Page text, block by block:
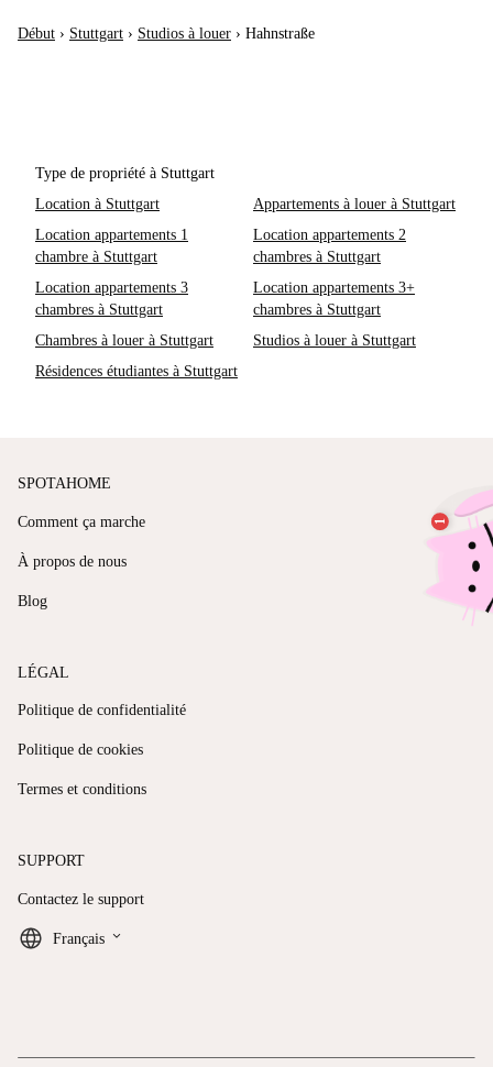
Début › Stuttgart › Studios à louer › Hahnstraße
Type de propriété à Stuttgart
Location à Stuttgart
Appartements à louer à Stuttgart
Location appartements 1
chambre à Stuttgart
Location appartements 2
chambres à Stuttgart
Location appartements 3
chambres à Stuttgart
Location appartements 3+
chambres à Stuttgart
Chambres à louer à Stuttgart
Studios à louer à Stuttgart
Résidences étudiantes à Stuttgart
SPOTAHOME
Comment ça marche
À propos de nous
Blog
LÉGAL
Politique de confidentialité
Politique de cookies
Termes et conditions
SUPPORT
Contactez le support
Français keyboard_arrow_down